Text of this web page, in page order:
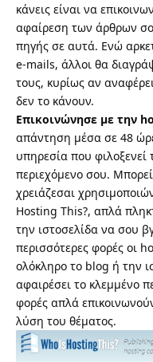
κάνεις είναι να
αφαίρεση των άρθρων
πηγής σε αυτά. Ενώ
e-mails, άλλοι θα
τους, κυρίως αν
δεν το κάνουν.
Επικοινώνησε με την
απάντηση μέσα σε 48
υπηρεσία που
περιεχόμενο σου.
χρειάζεσαι
Hosting This?, απλά
την ιστοσελίδα να σου
περισσότερες φορές οι
ολόκληρο το blog ή την
αφαιρέσει το κλεμμένο
φορές απλά
λύση του θέματος.